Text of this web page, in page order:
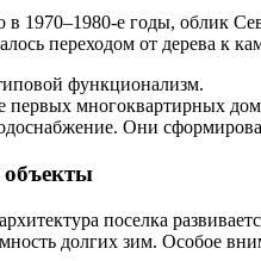
1970–1980-е годы, облик
переходом от дерева к
функционализм.
первых многоквартирных
Они
поселка
долгих зим. Особое